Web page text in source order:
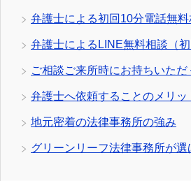
弁護士による初回10分電話無料
弁護士によるLINE無料相談（初
ご相談ご来所時にお持ちいただ
弁護士へ依頼することのメリッ
地元密着の法律事務所の強み
グリーンリーフ法律事務所が選